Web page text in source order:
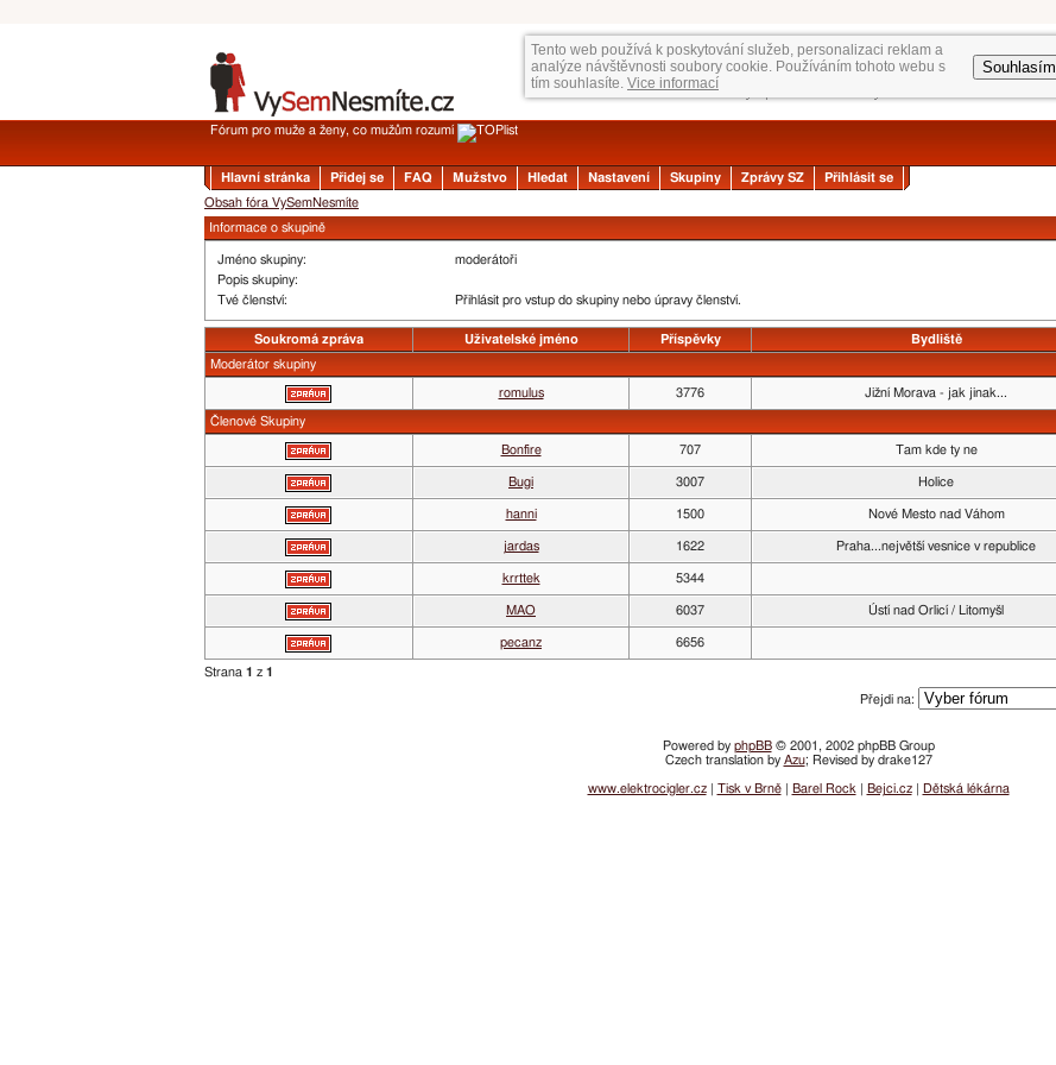
Tento web používá k poskytování služeb, personalizaci reklam a
analýze návštěvnosti soubory cookie. Používáním tohoto webu s
tím souhlasíte. Vice informací
Souhlasím
Fórum pro muže a ženy, co mužům rozumí
Hlavní stránka Přidej se FAQ Mužstvo Hledat Nastavení Skupiny Zprávy SZ
Přihlásit se
Obsah fóra VySemNesmíte
Informace o skupině
Jméno skupiny:
moderátoři
Popis skupiny:
Tvé členství:
Přihlásit pro vstup do skupiny nebo úpravy členství.
Soukromá zpráva Uživatelské jméno Příspěvky Bydliště
Moderátor skupiny
romulus 3776 Jižní Morava - jak jinak...
Členové Skupiny
Bonfire 707 Tam kde ty ne
Bugi 3007 Holice
hanni 1500 Nové Mesto nad Váhom
jardas 1622 Praha...největší vesnice v republice
krrttek 5344
MAO 6037 Ústí nad Orlicí / Litomyšl
pecanz 6656
Strana 1 z 1
Přejdi na:
Powered by phpBB© 2001, 2002 phpBB Group
Czech translation by Azu; Revised by drake127
www.elektrocigler.cz| Tisk v Brně| Barel Rock Bejci.cz| Dětská lékárna